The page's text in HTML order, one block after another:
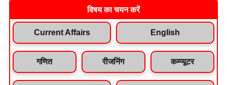
विषय का चयन करें
Current Affairs English
गणित रीजनिंग कम्प्यूटर